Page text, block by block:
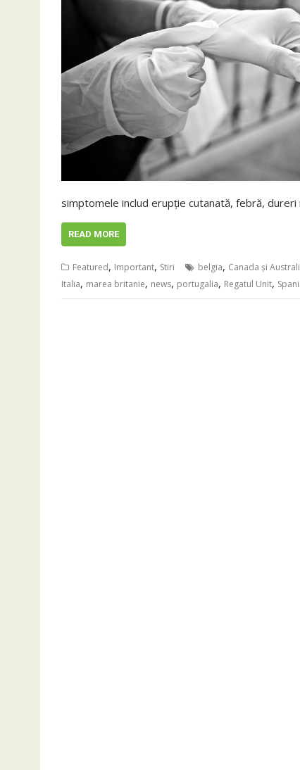
simptomele includ erupţie cutanată, febră,
READ MORE
Featured, Important, Stiri belgia, Canada şi
Italia, marea britanie, news, portugalia, Regatul Unit,